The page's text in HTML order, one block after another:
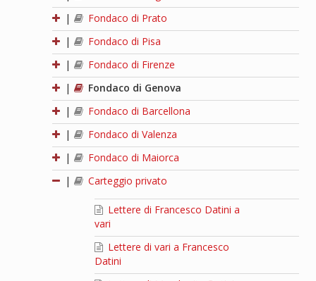
|
Fondaco di Prato
|
Fondaco di Pisa
|
Fondaco di Firenze
|
Fondaco di Genova
|
Fondaco di Barcellona
|
Fondaco di Valenza
|
Fondaco di Maiorca
|
Carteggio privato
Lettere di Francesco Datini a
vari
Lettere di vari a Francesco
Datini